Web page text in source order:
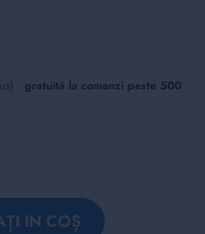
· gratuită la comenzi peste 500
IN COȘ